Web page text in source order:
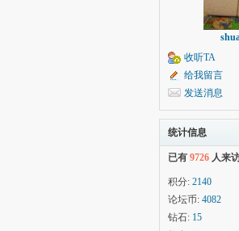
收听TA
给我留言
发送消息
统计信息
已有 9726 人来
积分: 2140
论坛币: 4082
钻石: 15